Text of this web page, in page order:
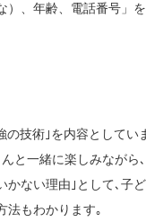
）、年齢、電話番号」
の技術｣を内容としてい
と一緒に楽しみなが
ない理由｣として､子
法もわかります｡